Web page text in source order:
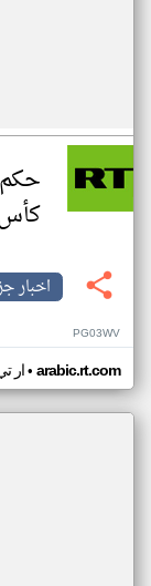
كأس
اخبار
PG03WV
ار• arabic.rt.com